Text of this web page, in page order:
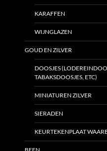
KARAFFEN
WIJNGLAZEN
GOUD EN ZILVER
DOOSJES
TABAKSDOOSJES, ETC)
MINIATUREN ZILVER
SIERADEN
KEURTEKENPLAAT